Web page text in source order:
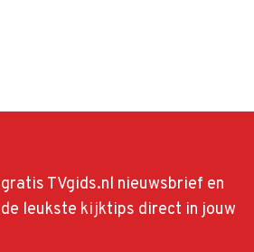
TVgids.nl nieuwsbrief en
leukste kijktips direct in jouw